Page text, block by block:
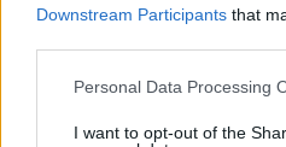
Downstream Participants that
Please note that this website/
not limited to your visit or usage
Personal Data Processing
I want to opt-out of the